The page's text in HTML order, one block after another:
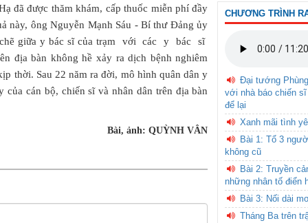
đã được thăm khám, cấp thuốc miễn phí đầy
này, ông Nguyễn Mạnh Sáu - Bí thư Đảng ủy
chẽ giữa y bác sĩ của trạm với các y bác sĩ
địa bàn không hề xảy ra dịch bệnh nghiêm
thời. Sau 22 năm ra đời, mô hình quân dân y
cán bộ, chiến sĩ và nhân dân trên địa bàn
Bài, ảnh: QUỲNH VÂN
CHƯƠNG TRÌNH
Đại tướng
với nhà báo chiến
để lại
Xanh mãi tình
Bài 1: Tổ 3
không cũ
Bài 2: Truyền
những nhân tố điển
Bài 3: Nối dài
Tháng Ba trên